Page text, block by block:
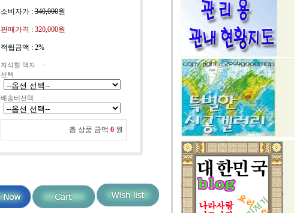
소비자가 :340,000원
판매가격 : 320,000원
적립금액 : 2%
자석형 액자
선택
:
배송비선택 :
총 상품 금액 0 원